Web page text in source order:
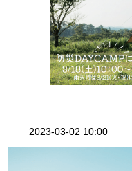
2023-03-02 10:00